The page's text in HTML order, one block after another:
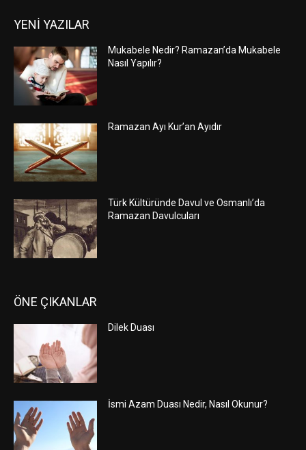
YENİ YAZILAR
Mukabele Nedir? Ramazan’da Mukabele
Nasıl Yapılır?
Ramazan Ayı Kur’an Ayıdır
Türk Kültüründe Davul ve Osmanlı’da
Ramazan Davulcuları
ÖNE ÇIKANLAR
Dilek Duası
İsmi Azam Duası Nedir, Nasıl Okunur?